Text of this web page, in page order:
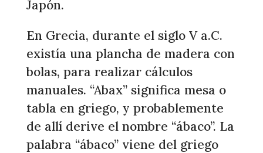
Japón.
En Grecia, durante el siglo V a.C.
existía una plancha de madera con
bolas, para realizar cálculos
manuales. “Abax” significa mesa o
tabla en griego, y probablemente
de allí derive el nombre “ábaco”. La
palabra “ábaco” viene del griego